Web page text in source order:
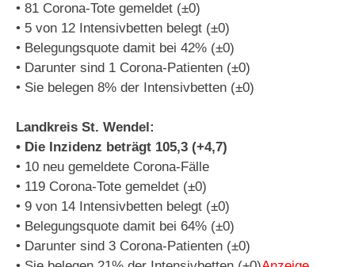
• 81 Corona-Tote gemeldet (±0)
• 5 von 12 Intensivbetten belegt (±0)
• Belegungsquote damit bei 42% (±0)
• Darunter sind 1 Corona-Patienten (±0)
• Sie belegen 8% der Intensivbetten (±0)
Landkreis St. Wendel:
• Die Inzidenz beträgt 105,3 (+4,7)
• 10 neu gemeldete Corona-Fälle
• 119 Corona-Tote gemeldet (±0)
• 9 von 14 Intensivbetten belegt (±0)
• Belegungsquote damit bei 64% (±0)
• Darunter sind 3 Corona-Patienten (±0)